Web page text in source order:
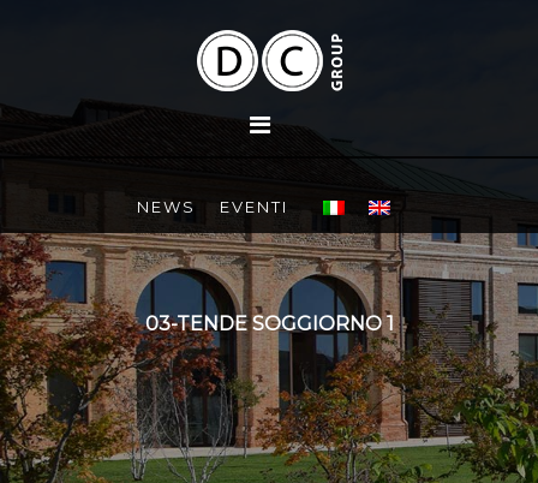
NEWS EVENTI
03-TENDE SOGGIORNO 1